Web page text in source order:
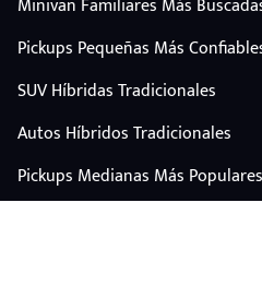
Pickups Pequeñas Más
SUV Híbridas Tradicionales
Autos Híbridos Tradicionales
Pickups Medianas Más Populares